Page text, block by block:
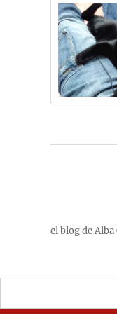
el blog de